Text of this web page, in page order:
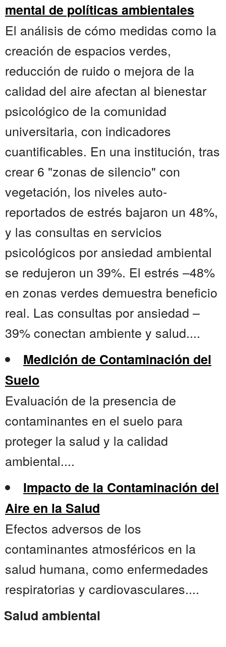
mental de políticas ambientales
El análisis de cómo medidas como la
creación de espacios verdes,
reducción de ruido o mejora de la
calidad del aire afectan al bienestar
psicológico de la comunidad
universitaria, con indicadores
cuantificables. En una institución, tras
crear 6 "zonas de silencio" con
vegetación, los niveles auto-
reportados de estrés bajaron un 48%,
y las consultas en servicios
psicológicos por ansiedad ambiental
se redujeron un 39%. El estrés –48%
en zonas verdes demuestra beneficio
real. Las consultas por ansiedad –
39% conectan ambiente y salud....
Medición de Contaminación del
Suelo
Evaluación de la presencia de
contaminantes en el suelo para
proteger la salud y la calidad
ambiental....
Impacto de la Contaminación del
Aire en la Salud
Efectos adversos de los
contaminantes atmosféricos en la
salud humana, como enfermedades
respiratorias y cardiovasculares....
Salud ambiental